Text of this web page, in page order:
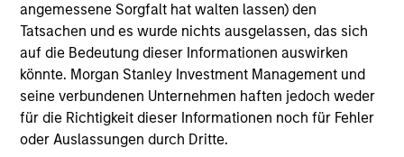
angemessene Sorgfalt hat walten lassen) den
Tatsachen und es wurde nichts ausgelassen, das sich
auf die Bedeutung dieser Informationen auswirken
könnte. Morgan Stanley Investment Management und
seine verbundenen Unternehmen haften jedoch weder
für die Richtigkeit dieser Informationen noch für Fehler
oder Auslassungen durch Dritte.